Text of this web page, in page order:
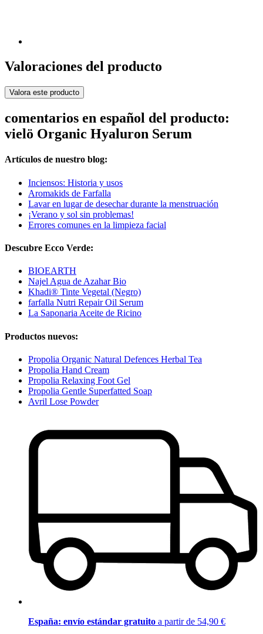
Valoraciones del producto
Valora este producto
comentarios en español del producto:
vielö Organic Hyaluron Serum
Artículos de nuestro blog:
Inciensos: Historia y usos
Aromakids de Farfalla
Lavar en lugar de desechar durante la menstruación
¡Verano y sol sin problemas!
Errores comunes en la limpieza facial
Descubre Ecco Verde:
BIOEARTH
Najel Agua de Azahar Bio
Khadi® Tinte Vegetal (Negro)
farfalla Nutri Repair Oil Serum
La Saponaria Aceite de Ricino
Productos nuevos:
Propolia Organic Natural Defences Herbal Tea
Propolia Hand Cream
Propolia Relaxing Foot Gel
Propolia Gentle Superfatted Soap
Avril Lose Powder
España: envío estándar gratuito a partir de 54,90 €